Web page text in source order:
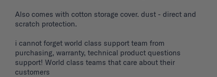
Also comes with cotton storage cover. dust - direct and
scratch protection.
i cannot forget world class support team from
purchasing, warranty, technical product questions
support! World class teams that care about their
customers